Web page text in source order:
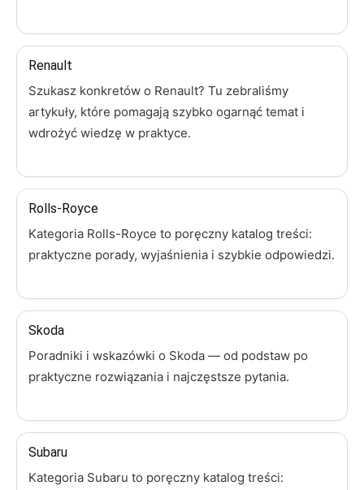
Renault
Szukasz konkretów o Renault? Tu zebraliśmy
artykuły, które pomagają szybko ogarnąć temat i
wdrożyć wiedzę w praktyce.
Rolls-Royce
Kategoria Rolls-Royce to poręczny katalog treści:
praktyczne porady, wyjaśnienia i szybkie odpowiedzi.
Skoda
Poradniki i wskazówki o Skoda — od podstaw po
praktyczne rozwiązania i najczęstsze pytania.
Subaru
Kategoria Subaru to poręczny katalog treści: